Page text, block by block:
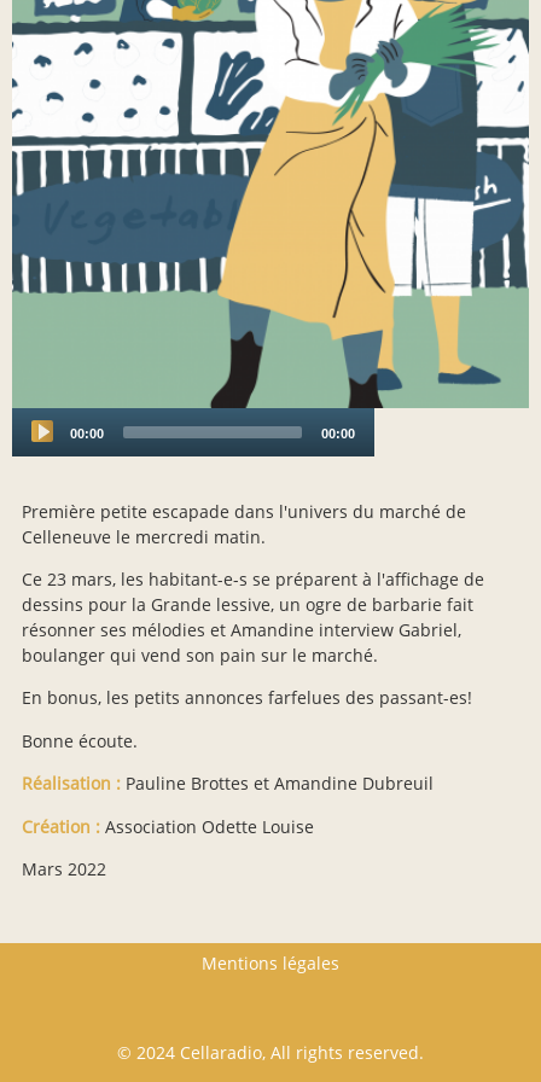
00:00 00:00
Première petite escapade dans l'univers du marché de
Celleneuve le mercredi matin.
Ce 23 mars, les habitant-e-s se préparent à l'affichage de
dessins pour la Grande lessive, un ogre de barbarie fait
résonner ses mélodies et Amandine interview Gabriel,
boulanger qui vend son pain sur le marché.
En bonus, les petits annonces farfelues des passant-es!
Bonne écoute.
Réalisation : Pauline Brottes et Amandine Dubreuil
Création : Association Odette Louise
Mars 2022
Footer menu
Mentions légales
© 2024 Cellaradio, All rights reserved.